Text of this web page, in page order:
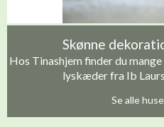
Skønne
Hos Tinashjem finder du
lyskæder fra Ib
Se alle